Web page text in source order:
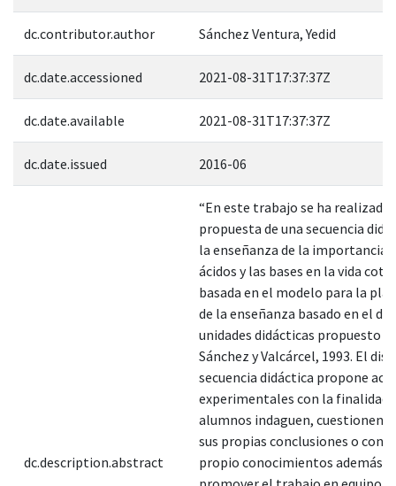
dc.contributor.author Sánchez Ventura, Yedid
dc.date.accessioned 2021-08-31T17:37:37Z
dc.date.available 2021-08-31T17:37:37Z
dc.date.issued 2016-06
dc.description.abstract
“En este trabajo se ha realizado
propuesta de una secuencia
la enseñanza de la importancia
ácidos y las bases en la vida
basada en el modelo para la
de la enseñanza basado en el
unidades didácticas propuesto
Sánchez y Valcárcel, 1993. El
secuencia didáctica propone
experimentales con la finalidad
alumnos indaguen, cuestionen
sus propias conclusiones o
propio conocimientos además